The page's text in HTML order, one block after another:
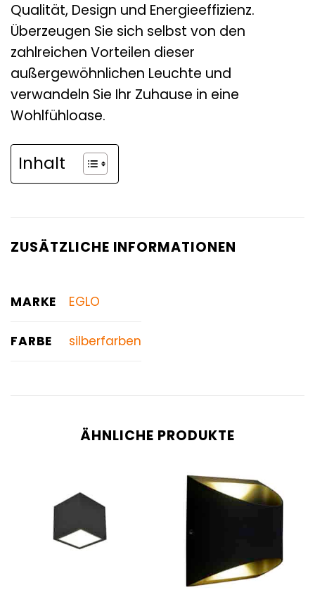
Qualität, Design und Energieeffizienz.
Überzeugen Sie sich selbst von den
zahlreichen Vorteilen dieser
außergewöhnlichen Leuchte und
verwandeln Sie Ihr Zuhause in eine
Wohlfühloase.
Inhalt
ZUSÄTZLICHE INFORMATIONEN
MARKE EGLO
FARBE silberfarben
ÄHNLICHE PRODUKTE